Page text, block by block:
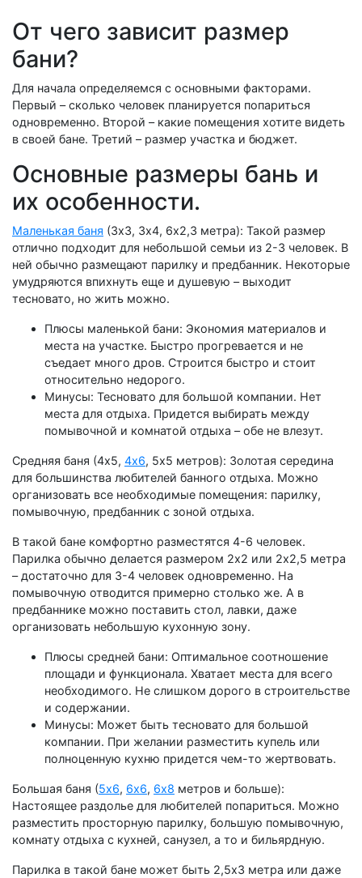
От чего зависит размер
бани?
Для начала определяемся с основными факторами.
Первый – сколько человек планируется попариться
одновременно. Второй – какие помещения хотите видеть
в своей бане. Третий – размер участка и бюджет.
Основные размеры бань и
их особенности.
Маленькая баня (3х3, 3х4, 6х2,3 метра): Такой размер
отлично подходит для небольшой семьи из 2-3 человек. В
ней обычно размещают парилку и предбанник. Некоторые
умудряются впихнуть еще и душевую – выходит
тесновато, но жить можно.
Плюсы маленькой бани: Экономия материалов и
места на участке. Быстро прогревается и не
съедает много дров. Строится быстро и стоит
относительно недорого.
Минусы: Тесновато для большой компании. Нет
места для отдыха. Придется выбирать между
помывочной и комнатой отдыха – обе не влезут.
Средняя баня (4х5, 4х6, 5х5 метров): Золотая середина
для большинства любителей банного отдыха. Можно
организовать все необходимые помещения: парилку,
помывочную, предбанник с зоной отдыха.
В такой бане комфортно разместятся 4-6 человек.
Парилка обычно делается размером 2х2 или 2х2,5 метра
– достаточно для 3-4 человек одновременно. На
помывочную отводится примерно столько же. А в
предбаннике можно поставить стол, лавки, даже
организовать небольшую кухонную зону.
Плюсы средней бани: Оптимальное соотношение
площади и функционала. Хватает места для всего
необходимого. Не слишком дорого в строительстве
и содержании.
Минусы: Может быть тесновато для большой
компании. При желании разместить купель или
полноценную кухню придется чем-то жертвовать.
Большая баня (5х6, 6х6, 6х8 метров и больше):
Настоящее раздолье для любителей попариться. Можно
разместить просторную парилку, большую помывочную,
комнату отдыха с кухней, санузел, а то и бильярдную.
Парилка в такой бане может быть 2,5х3 метра или даже